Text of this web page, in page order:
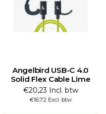
Angelbird USB-C 4.0
Solid Flex Cable Lime
€20,23 Incl. btw
€16,72 Excl. btw